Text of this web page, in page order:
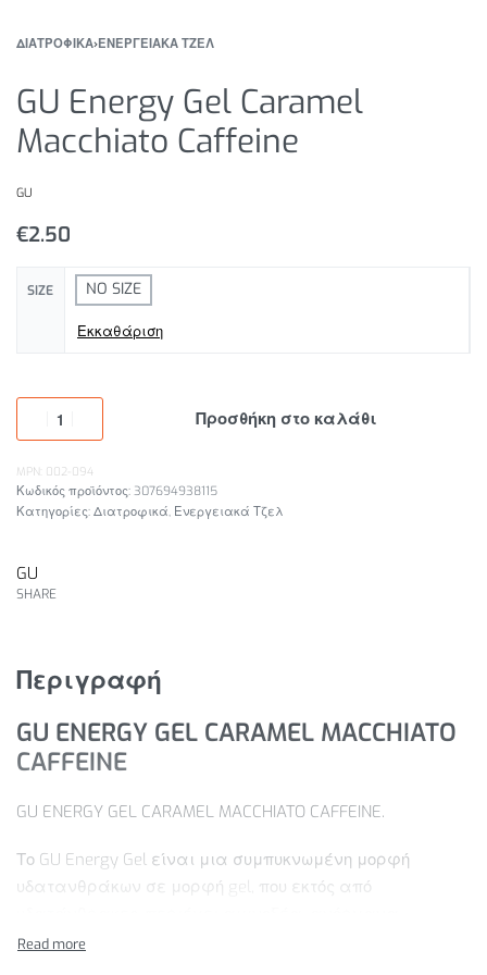
ΔΙΑΤΡΟΦΙΚΑ›ΕΝΕΡΓΕΙΑΚΑ ΤΖΕΛ
GU Energy Gel Caramel
Macchiato Caffeine
GU
€2.50
SIZE NO SIZE
Εκκαθάριση
Προσθήκη στο καλάθι
MPN: 002-094
307694938115
Κατηγορίες: Διατροφικά, Ενεργειακά Τζελ
GU
SHARE
Περιγραφή
GU ENERGY GEL CARAMEL MACCHIATO
CAFFEINE
GU ENERGY GEL CARAMEL MACCHIATO CAFFEINE.
Το GU Energy Gel είναι μια συμπυκνωμένη μορφή
υδατανθράκων σε μορφή gel, που εκτός από
στοιχεία, μείγμα βοτάνων και αλάτι θαλάσσης. Είναι